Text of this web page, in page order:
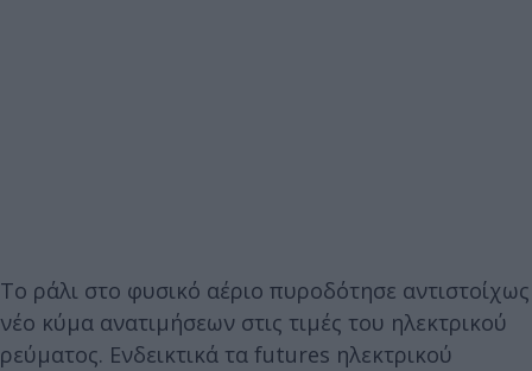
Το ράλι στο φυσικό αέριο πυροδότησε αντιστοίχως
νέο κύμα ανατιμήσεων στις τιμές του ηλεκτρικού
ρεύματος. Ενδεικτικά τα futures ηλεκτρικού